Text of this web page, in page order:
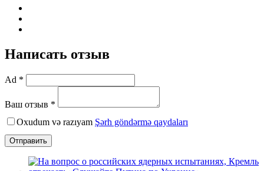
Написать отзыв
Ad *
Ваш отзыв *
Oxudum və razıyam Şərh göndərmə qaydaları
Отправить